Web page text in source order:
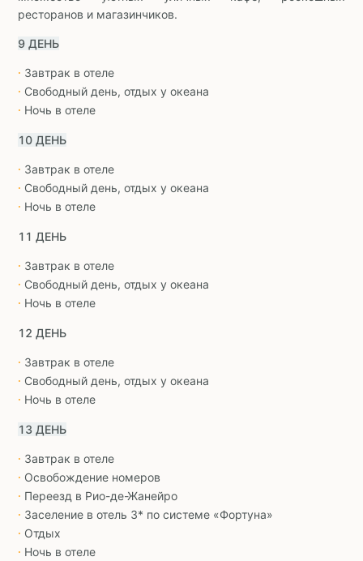
ресторанов и магазинчиков.
9 ДЕНЬ
∙ Завтрак в отеле
∙ Свободный день, отдых у океана
∙ Ночь в отеле
10 ДЕНЬ
∙ Завтрак в отеле
∙ Свободный день, отдых у океана
∙ Ночь в отеле
11 ДЕНЬ
∙ Завтрак в отеле
∙ Свободный день, отдых у океана
∙ Ночь в отеле
12 ДЕНЬ
∙ Завтрак в отеле
∙ Свободный день, отдых у океана
∙ Ночь в отеле
13 ДЕНЬ
∙ Завтрак в отеле
∙ Освобождение номеров
∙ Переезд в Рио-де-Жанейро
∙ Заселение в отель 3* по системе «Фортуна»
∙ Отдых
∙ Ночь в отеле